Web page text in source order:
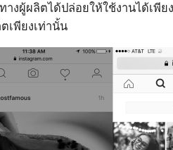
างผู้ผลิตได้ปล่อยให้ใช้งานได้เพี
เพียงเท่านั้น